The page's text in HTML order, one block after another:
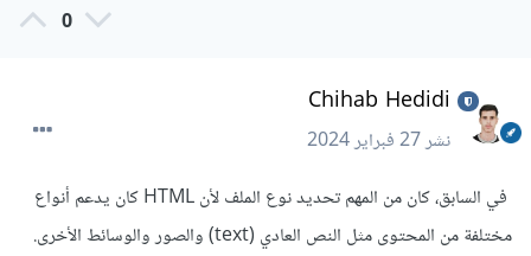
0
Chihab Hedidi
نشر27 فبراير 2024
في السابق، كان من المهم تحديد نوع الملف لأن HTML كان يدعم أنواع
مختلفة من المحتوى مثل النص العادي (text) والصور والوسائط الأخرى.